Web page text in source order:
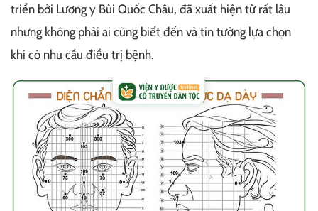
triển bởi Lương y Bùi Quốc Châu, đã xuất hiện từ rất lâu
nhưng không phải ai cũng biết đến và tin tưởng lựa chọn
khi có nhu cầu điều trị bệnh.